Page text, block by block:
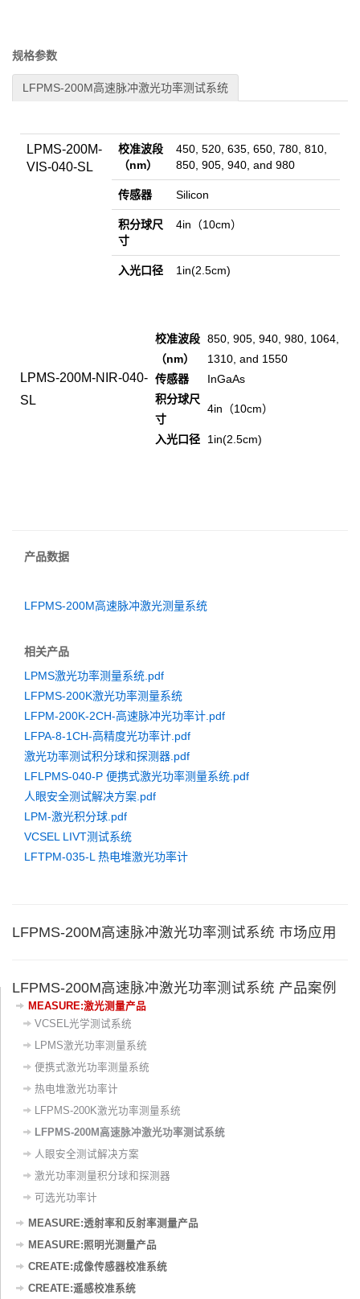
规格参数
LFPMS-200M高速脉冲激光功率测试系统
LPMS-200M-
VIS-040-SL
校准波段
（nm）
450, 520, 635, 650, 780, 810,
850, 905, 940, and 980
传感器 Silicon
积分球尺
寸
4in（10cm）
入光口径 1in(2.5cm)
LPMS-200M-NIR-040-
SL
校准波段
（nm）
850, 905, 940, 980, 1064,
1310, and 1550
传感器
InGaAs
积分球尺
寸
4in（10cm）
入光口径 1in(2.5cm)
产品数据
LFPMS-200M高速脉冲激光测量系统
相关产品
LPMS激光功率测量系统.pdf
LFPMS-200K激光功率测量系统
LFPM-200K-2CH-高速脉冲光功率计.pdf
LFPA-8-1CH-高精度光功率计.pdf
激光功率测试积分球和探测器.pdf
LFLPMS-040-P 便携式激光功率测量系统.pdf
人眼安全测试解决方案.pdf
LPM-激光积分球.pdf
VCSEL LIVT测试系统
LFTPM-035-L 热电堆激光功率计
LFPMS-200M高速脉冲激光功率测试系统 市场应用
LFPMS-200M高速脉冲激光功率测试系统 产品案例
MEASURE:激光测量产品
VCSEL光学测试系统
LPMS激光功率测量系统
便携式激光功率测量系统
热电堆激光功率计
LFPMS-200K激光功率测量系统
LFPMS-200M高速脉冲激光功率测试系统
人眼安全测试解决方案
激光功率测量积分球和探测器
可选光功率计
MEASURE:透射率和反射率测量产品
MEASURE:照明光测量产品
CREATE:成像传感器校准系统
CREATE:遥感校准系统